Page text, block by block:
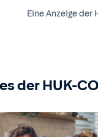
Eine Anzeige der
der HUK-